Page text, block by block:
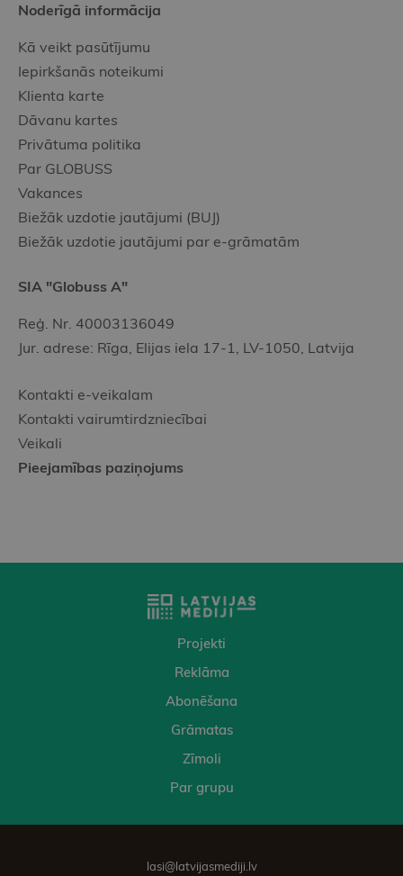
Noderīgā informācija
Kā veikt pasūtījumu
Iepirkšanās noteikumi
Klienta karte
Dāvanu kartes
Privātuma politika
Par GLOBUSS
Vakances
Biežāk uzdotie jautājumi (BUJ)
Biežāk uzdotie jautājumi par e-grāmatām
SIA "Globuss A"
Reģ. Nr. 40003136049
Jur. adrese: Rīga, Elijas iela 17-1, LV-1050, Latvija
Kontakti e-veikalam
Kontakti vairumtirdzniecībai
Veikali
Pieejamības paziņojums
Projekti
Reklāma
Abonēšana
Grāmatas
Zīmoli
Par grupu
lasi@latvijasmediji.lv